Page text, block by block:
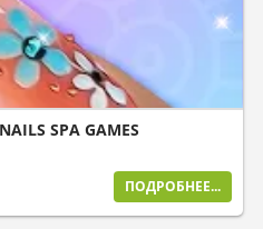
SPA GAMES
ПОДРОБНЕЕ...